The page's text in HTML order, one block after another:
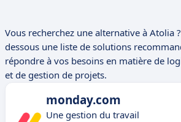
Vous recherchez une alternative à Atolia
dessous une liste de solutions
répondre à vos besoins en matière de
et de gestion de projets.
monday.com
Une gestion du travail